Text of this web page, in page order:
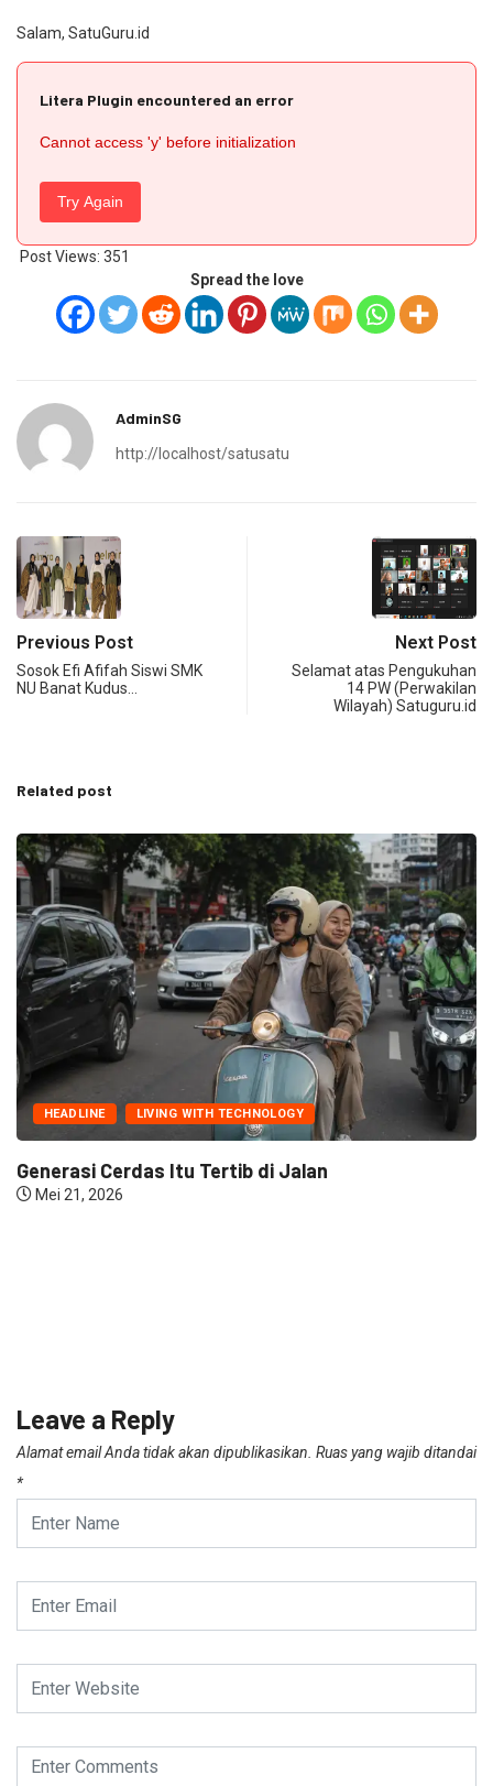
Salam, SatuGuru.id
Litera Plugin encountered an error
Cannot access 'y' before initialization
Try Again
Post Views: 351
Spread the love
AdminSG
http://localhost/satusatu
Previous Post
Sosok Efi Afifah Siswi SMK
NU Banat Kudus…
Next Post
Selamat atas Pengukuhan
14 PW (Perwakilan
Wilayah) Satuguru.id
Related post
HEADLINE LIVING WITH TECHNOLOGY
Generasi Cerdas Itu Tertib di Jalan
Mei 21, 2026
Leave a Reply
Alamat email Anda tidak akan dipublikasikan. Ruas yang wajib ditandai
*